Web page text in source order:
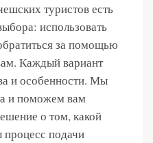
туристов есть
использовать
за помощью
Каждый вариант
и особенности. Мы
и поможем вам
о том, какой
подачи